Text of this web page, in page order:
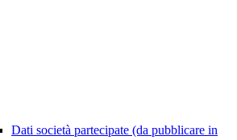
Dati società partecipate (da pubblicare in